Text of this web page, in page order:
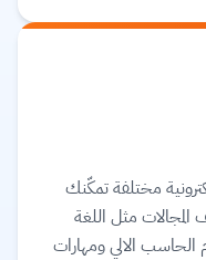
مختلفة تمكّنك
مثل اللغة
الحاسب الالي ومهارات